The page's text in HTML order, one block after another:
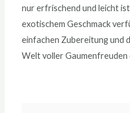
nur erfrischend und leicht
exotischem Geschmack
einfachen Zubereitung und
Welt voller